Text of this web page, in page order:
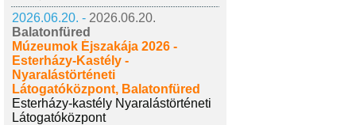
2026.06.20. - 2026.06.20.
Balatonfüred
Múzeumok Éjszakája 2026 -
Esterházy-Kastély -
Nyaralástörténeti
Látogatóközpont, Balatonfüred
Esterházy-kastély Nyaralástörténeti
Látogatóközpont